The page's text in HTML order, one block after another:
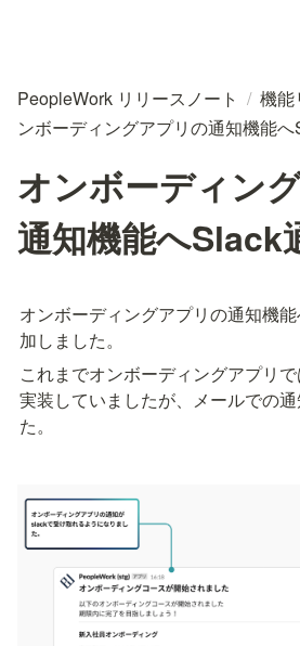
PeopleWork リリースノート / 機能
ンボーディングアプリの通知機能
オンボーディン
通知機能へSlack
オンボーディングアプリの通知機
加しました。
これまでオンボーディングアプリ
実装していましたが、メールでの
た。